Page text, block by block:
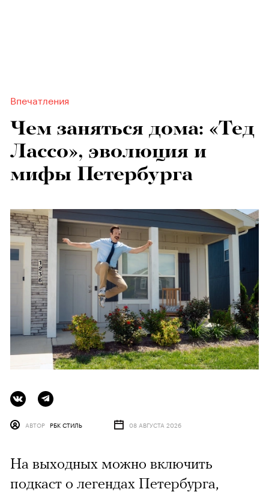
Впечатления
Чем заняться дома: «Тед
Лассо», эволюция и
мифы Петербурга
АВТОР РБК СТИЛЬ 08 АВГУСТА 2026
На выходных можно включить
подкаст о легендах Петербурга,